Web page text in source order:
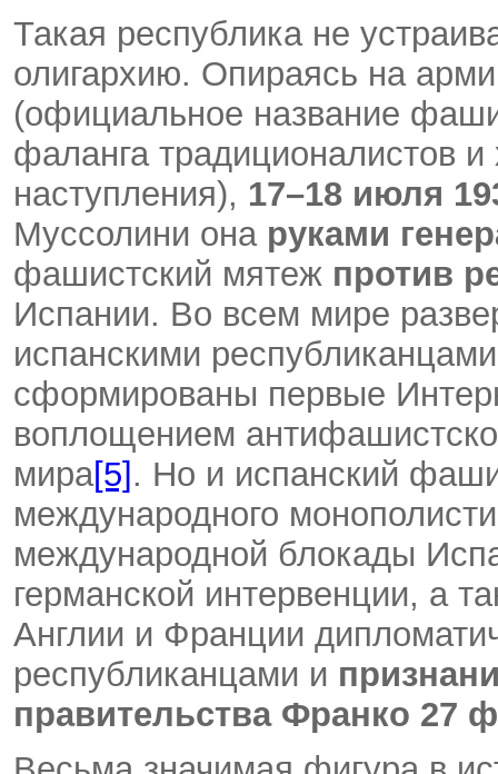
Такая республика не
олигархию. Опираясь на
(официальное название
фаланга традиционалистов и
наступления), 17–18 июля
Муссолини она руками
фашистский мятеж против
Испании. Во всем мире
испанскими
сформированы первые
воплощением
мира[5] . Но и испанский
международного
международной блокады
германской интервенции, а
Англии и Франции
республиканцами и
правительства Франко 27